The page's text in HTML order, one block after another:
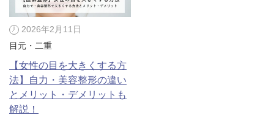
2026年2月11日
目元・二重
【女性の目を大きくする方
法】自力・美容整形の違い
とメリット・デメリットも
解説！